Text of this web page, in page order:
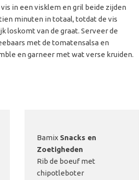
in een visklem en gril beide zijden
minuten in totaal, totdat de vis
loskomt van de graat. Serveer de
met de tomatensalsa en
en garneer met wat verse kruiden.
Bamix Snacks en
Zoetigheden
Rib de boeuf met
chipotleboter